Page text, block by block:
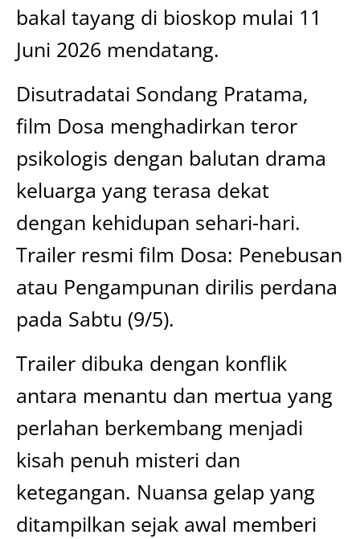
bakal tayang di bioskop mulai 11
Juni 2026 mendatang.
Disutradatai Sondang Pratama,
film Dosa menghadirkan teror
psikologis dengan balutan drama
keluarga yang terasa dekat
dengan kehidupan sehari-hari.
Trailer resmi film Dosa: Penebusan
atau Pengampunan dirilis perdana
pada Sabtu (9/5).
Trailer dibuka dengan konflik
antara menantu dan mertua yang
perlahan berkembang menjadi
kisah penuh misteri dan
ketegangan. Nuansa gelap yang
ditampilkan sejak awal memberi